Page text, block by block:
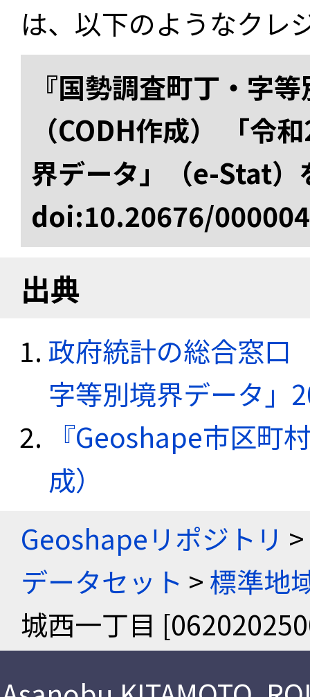
は、以下のようなクレ
『国勢調査町丁・字
（CODH作成） 「令
界データ」（e-Stat）
doi:10.20676/
出典
政府統計の総合窓口
字等別境界データ」
『Geoshape市区町
成）
Geoshapeリポジトリ >
データセット >標準地
城西一丁目